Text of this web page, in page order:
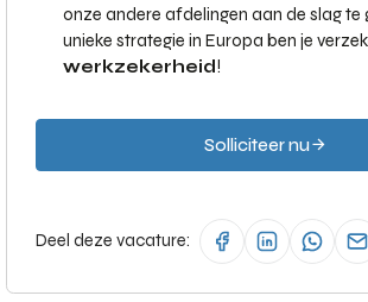
onze andere afdelingen aan de slag te
unieke strategie in Europa ben je
werkzekerheid!
Solliciteer nu
Deel deze vacature: